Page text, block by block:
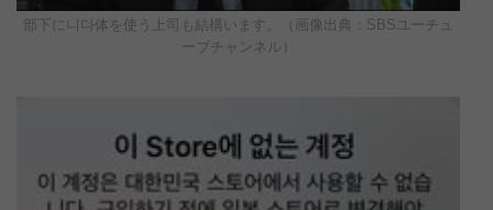
部下に니다体を使う上司も結構います。（画像出典：SBSユーチュ
ーブチャンネル）